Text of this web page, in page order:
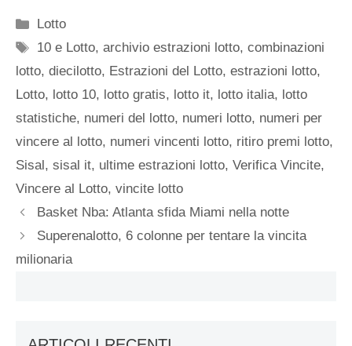
Categorie
Lotto
Tag
10 e Lotto,archivio estrazioni lotto,combinazioni
lotto, diecilotto, Estrazioni del Lotto, estrazioni lotto,
Lotto, lotto 10, lotto gratis, lotto it, lotto italia, lotto
statistiche, numeri del lotto, numeri lotto, numeri per
vincere al lotto, numeri vincenti lotto, ritiro premi lotto,
Sisal , sisal it, ultime estrazioni lotto, Verifica Vincite,
Vincere al Lotto, vincite lotto
Basket Nba: Atlanta sfida Miami nella notte
Superenalotto, 6 colonne per tentare la vincita
milionaria